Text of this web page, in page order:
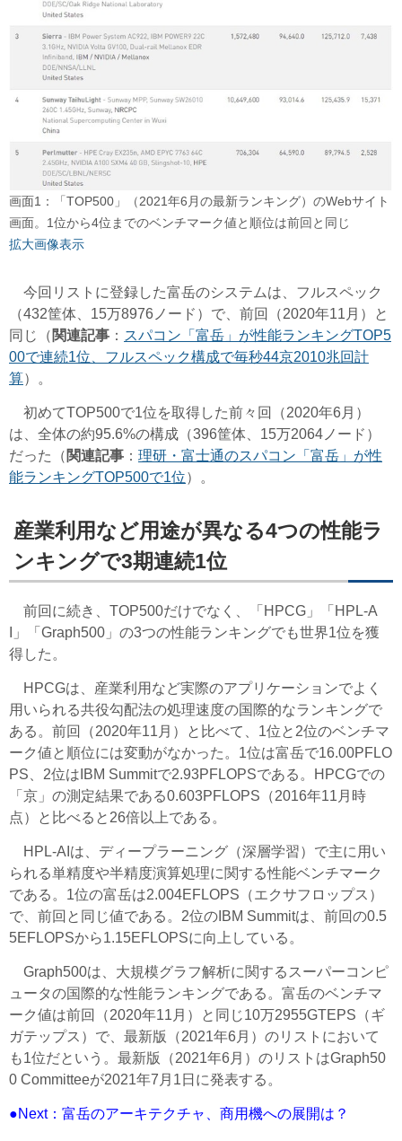
画面1：「TOP500」（2021年6月の最新ランキング）のWebサイト
画面。1位から4位までのベンチマーク値と順位は前回と同じ
拡大画像表示
今回リストに登録した富岳のシステムは、フルスペック
（432筐体、15万8976ノード）で、前回（2020年11月）と
同じ（ 関連記事 ： スパコン「富岳」が性能ランキングTOP5
00で連続1位、フルスペック構成で毎秒44京2010兆回計
算）。
初めてTOP500で1位を取得した前々回（2020年6月）
は、全体の約95.6%の構成（396筐体、15万2064ノード）
だった（ 関連記事 ： 理研・富士通のスパコン「富岳」が性
能ランキングTOP500で1位）。
産業利用など用途が異なる4つの性能ラ
ンキングで3期連続1位
前回に続き、TOP500だけでなく、「HPCG」「HPL-A
I」「Graph500」の3つの性能ランキングでも世界1位を獲
得した。
HPCGは、産業利用など実際のアプリケーションでよく
用いられる共役勾配法の処理速度の国際的なランキングで
ある。前回（2020年11月）と比べて、1位と2位のベンチマ
ーク値と順位には変動がなかった。1位は富岳で16.00PFLO
PS、2位はIBM Summitで2.93PFLOPSである。HPCGでの
「京」の測定結果である0.603PFLOPS（2016年11月時
点）と比べると26倍以上である。
HPL-AIは、ディープラーニング（深層学習）で主に用い
られる単精度や半精度演算処理に関する性能ベンチマーク
である。1位の富岳は2.004EFLOPS（エクサフロップス）
で、前回と同じ値である。2位のIBM Summitは、前回の0.5
5EFLOPSから1.15EFLOPSに向上している。
Graph500は、大規模グラフ解析に関するスーパーコンピ
ュータの国際的な性能ランキングである。富岳のベンチマ
ーク値は前回（2020年11月）と同じ10万2955GTEPS（ギ
ガテップス）で、最新版（2021年6月）のリストにおいて
も1位だという。最新版（2021年6月）のリストはGraph50
0 Committeeが2021年7月1日に発表する。
●Next：富岳のアーキテクチャ、商用機への展開は？